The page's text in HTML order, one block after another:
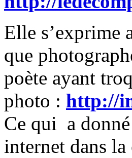
Elle s’exprime
que
poète ayant
photo : http://
Ce qui a
internet dans